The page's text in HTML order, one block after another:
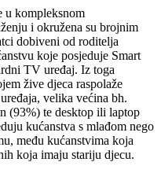
u kompleksnom
i okružena su brojnim
dobiveni od roditelja
koje posjeduje Smart
TV uređaj. Iz toga
žive djeca raspolaže
velika većina bh.
(93%) te desktop ili laptop
kućanstva s mlađom nego
među kućanstvima koja
koja imaju stariju djecu.